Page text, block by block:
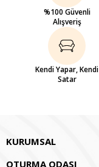
%100 Güvenli
Alışveriş
Kendi Yapar, Kendi
Satar
KURUMSAL
OTURMA ODASI